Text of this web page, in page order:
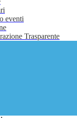
eventi
Trasparente